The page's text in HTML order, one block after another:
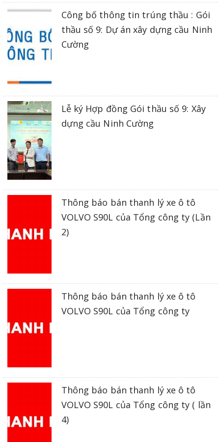
Công bố thông tin trúng thầu : Gói
thầu số 9: Dự án xây dựng cầu Ninh
Cường
Lễ ký Hợp đồng Gói thầu số 9: Xây
dựng cầu Ninh Cường
Thông báo bán thanh lý xe ô tô
VOLVO S90L của Tổng công ty (Lần
2)
Thông báo bán thanh lý xe ô tô
VOLVO S90L của Tổng công ty
Thông báo bán thanh lý xe ô tô
VOLVO S90L của Tổng công ty ( lần
4)